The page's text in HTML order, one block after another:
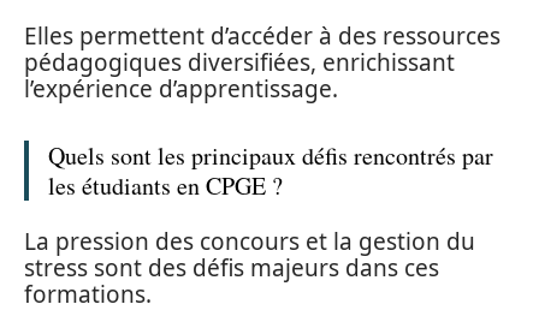
Elles permettent d’accéder à des ressources
pédagogiques diversifiées, enrichissant
l’expérience d’apprentissage.
Quels sont les principaux défis rencontrés par
les étudiants en CPGE ?
La pression des concours et la gestion du
stress sont des défis majeurs dans ces
formations.